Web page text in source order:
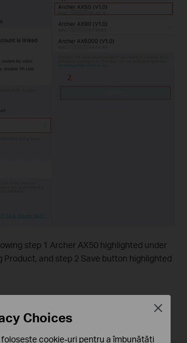
step 1 Archer AX50 highlighted under
Product, and step 2 Save button highlighted
Link Router Skill, you can prioritize your
for a certain time. For example, you
TP-Link to prioritize my favorite devices for
Choices
cookie-uri pentru a îmbunătăți
Close